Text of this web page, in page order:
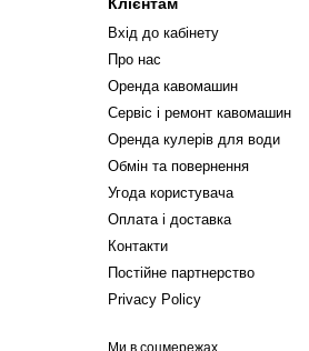
Вхід до кабінету
Про нас
Оренда кавомашин
Сервіс і ремонт кавомашин
Оренда кулерів для води
Обмін та повернення
Угода користувача
Оплата і доставка
Контакти
Постійне партнерство
Privacy Policy
Ми в соцмережах